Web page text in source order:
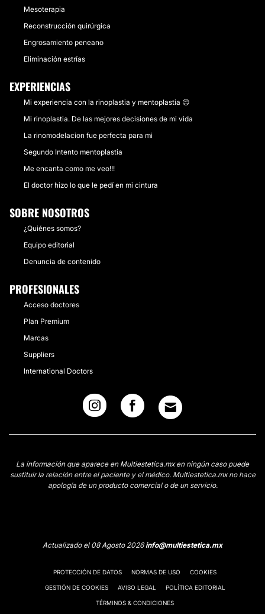
Mesoterapia
Reconstrucción quirúrgica
Engrosamiento peneano
Eliminación estrías
EXPERIENCIAS
Mi experiencia con la rinoplastia y mentoplastia 😊
Mi rinoplastia. De las mejores decisiones de mi vida
La rinomodelacion fue perfecta para mi
Segundo Intento mentoplastia
Me encanta como me veo!!!
El doctor hizo lo que le pedí en mi cintura
SOBRE NOSOTROS
¿Quiénes somos?
Equipo editorial
Denuncia de contenido
PROFESIONALES
Acceso doctores
Plan Premium
Marcas
Suppliers
International Doctors
La información que aparece en Multiestetica.mx en ningún caso puede
sustituir la relación entre el paciente y el médico. Multiestetica.mx no hace
apología de un producto comercial o de un servicio.
Actualizado el 08 Agosto 2026info@multiestetica.mx
PROTECCIÓN DE DATOS NORMAS DE USO COOKIES
GESTIÓN DE COOKIES AVISO LEGAL POLÍTICA EDITORIAL
TÉRMINOS & CONDICIONES